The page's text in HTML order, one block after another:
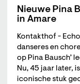
Nieuwe Pina
in Amare
Kontakthof -
danseres en
op Pina Bausch’
Nu, 45 jaar later,
iconische stuk